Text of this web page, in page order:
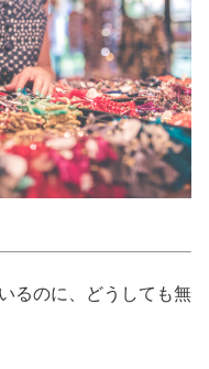
るのに、どうしても無